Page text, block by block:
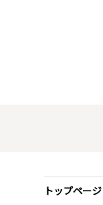
トップページ